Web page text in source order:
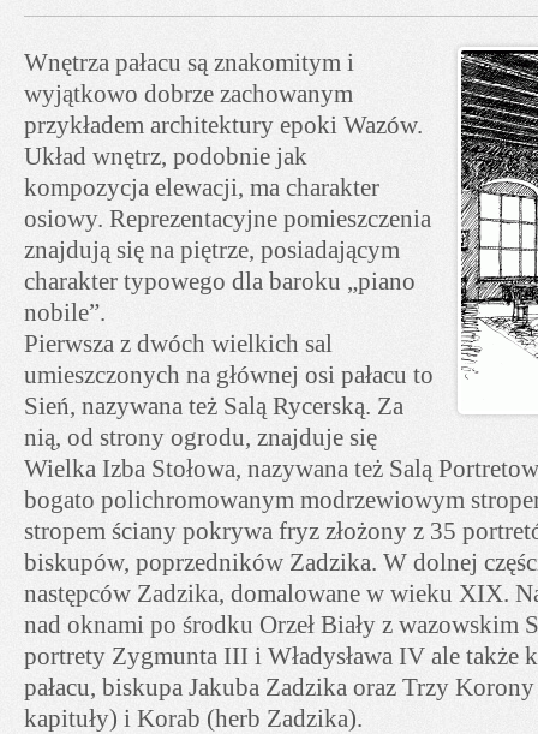
Wnętrza pałacu są znakomitym i
wyjątkowo dobrze zachowanym
przykładem architektury epoki Wazów.
Układ wnętrz, podobnie jak
kompozycja elewacji, ma charakter
osiowy. Reprezentacyjne pomieszczenia
znajdują się na piętrze, posiadającym
charakter typowego dla baroku „piano
nobile”.
Pierwsza z dwóch wielkich sal
umieszczonych na głównej osi pałacu to
Sień, nazywana też Salą Rycerską. Za
nią, od strony ogrodu, znajduje się
Wielka Izba Stołowa, nazywana też Salą
bogato polichromowanym modrzewiowym
stropem ściany pokrywa fryz złożony z 35
biskupów, poprzedników Zadzika. W dolnej
następców Zadzika, domalowane w wieku XIX.
nad oknami po środku Orzeł Biały z wazowskim
portrety Zygmunta III i Władysława IV ale także
pałacu, biskupa Jakuba Zadzika oraz Trzy
kapituły) i Korab (herb Zadzika).